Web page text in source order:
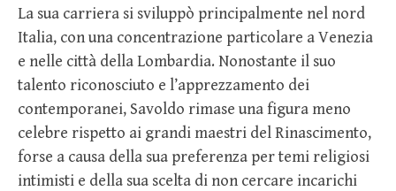
La sua carriera si sviluppò principalmente nel nord
Italia, con una concentrazione particolare a Venezia
e nelle città della Lombardia. Nonostante il suo
talento riconosciuto e l’apprezzamento dei
contemporanei, Savoldo rimase una figura meno
celebre rispetto ai grandi maestri del Rinascimento,
forse a causa della sua preferenza per temi religiosi
intimisti e della sua scelta di non cercare incarichi